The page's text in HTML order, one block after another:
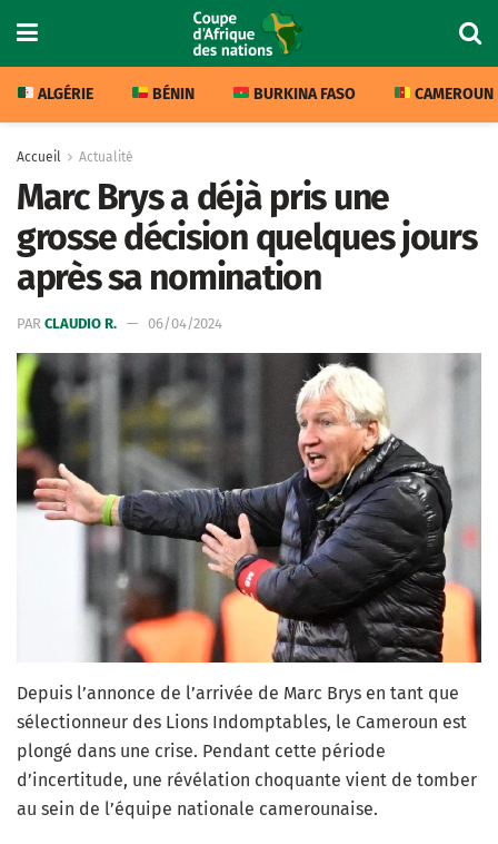
ALGÉRIE BÉNIN BURKINA FASO CAMEROUN
Accueil Actualité
Marc Brys a déjà pris une
grosse décision quelques jours
après sa nomination
PAR CLAUDIO R. 06/04/2024
Depuis l’annonce de l’arrivée de Marc Brys en tant que
sélectionneur des Lions Indomptables, le Cameroun est
plongé dans une crise. Pendant cette période
d’incertitude, une révélation choquante vient de tomber
au sein de l’équipe nationale camerounaise.